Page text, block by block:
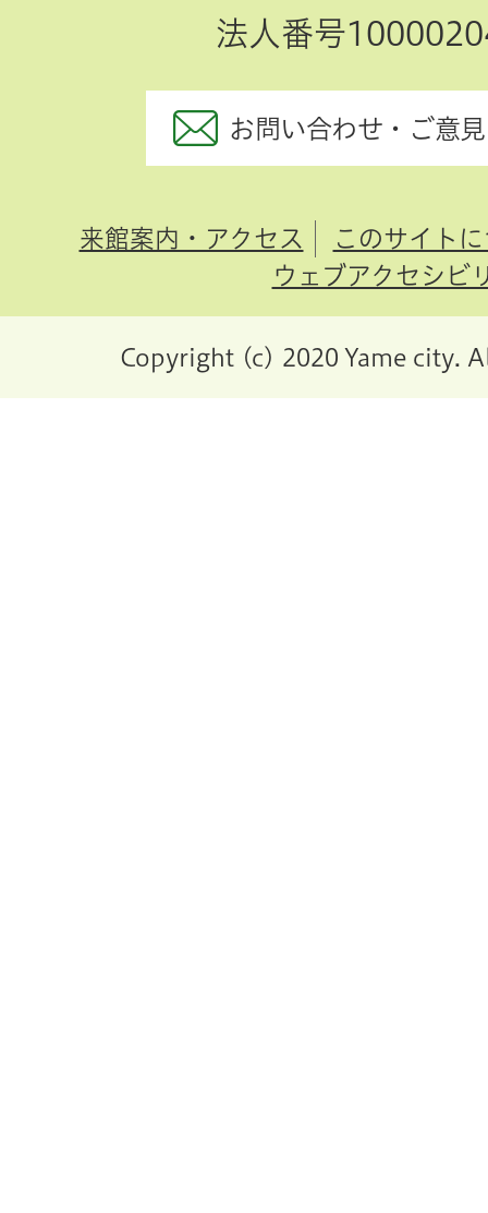
法人番号
お問い合わせ・ご意
来館案内・アクセス
このサイト
ウェブアクセシビ
Copyright (c) 2020 Yame city.